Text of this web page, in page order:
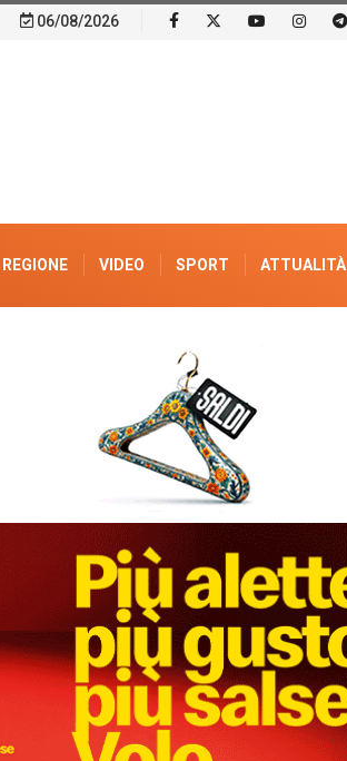
06/08/2026
REGIONE VIDEO SPORT ATTUALITÀ
PUBBLICITÀ ELETTORALE